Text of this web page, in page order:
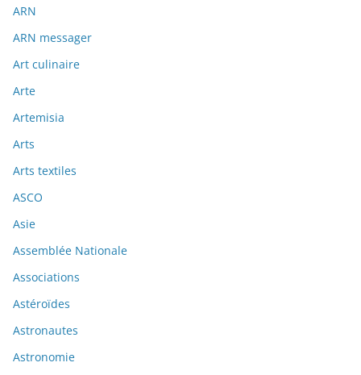
ARN
ARN messager
Art culinaire
Arte
Artemisia
Arts
Arts textiles
ASCO
Asie
Assemblée Nationale
Associations
Astéroïdes
Astronautes
Astronomie